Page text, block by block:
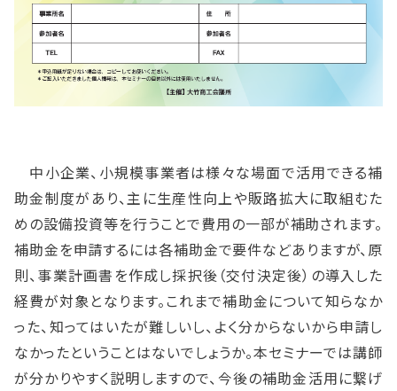
中小企業、小規模事業者は様々な場面で活用できる補
助金制度があり、主に生産性向上や販路拡大に取組むた
めの設備投資等を行うことで費用の一部が補助されます。
補助金を申請するには各補助金で要件などありますが、原
則、事業計画書を作成し採択後（交付決定後）の導入した
経費が対象となります。これまで補助金について知らなか
った、知ってはいたが難しいし、よく分からないから申請し
なかったということはないでしょうか。本セミナーでは講師
が分かりやすく説明しますので、今後の補助金活用に繋げ